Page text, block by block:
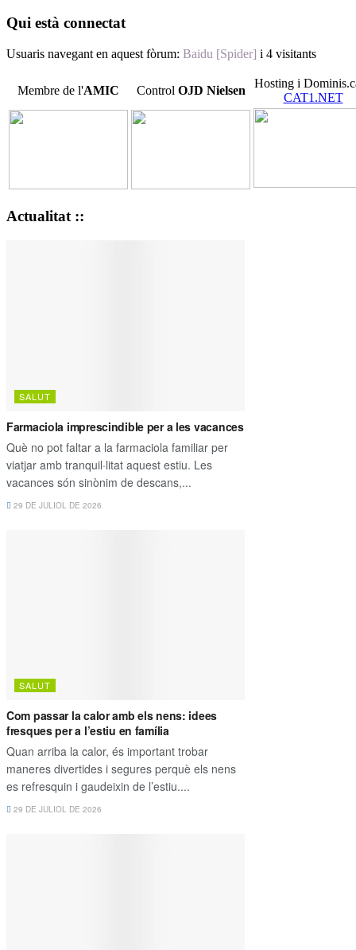
Qui està connectat
Usuaris navegant en aquest fòrum: Baidu [Spider] i 4 visitants
Membre de l'AMIC Control OJD Nielsen
Hosting i
CAT1.NET
Actualitat ::